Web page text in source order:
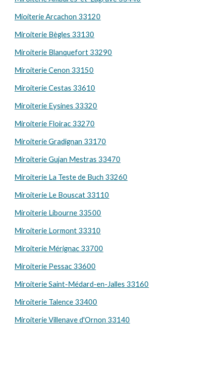
Mioiterie Arcachon 33120
Miroiterie Bègles 33130
Miroiterie Blanquefort 33290
Miroiterie Cenon 33150
Miroiterie Cestas 33610
Miroiterie Eysines 33320
Miroiterie Floirac 33270
Miroiterie Gradignan 33170
Miroiterie Gujan Mestras 33470
Miroiterie La Teste de Buch 33260
Miroiterie Le Bouscat 33110
Miroiterie Libourne 33500
Miroiterie Lormont 33310
Miroiterie Mérignac 33700
Miroiterie Pessac 33600
Miroiterie Saint-Médard-en-Jalles 33160
Miroiterie Talence 33400
Miroiterie Villenave d'Ornon 33140